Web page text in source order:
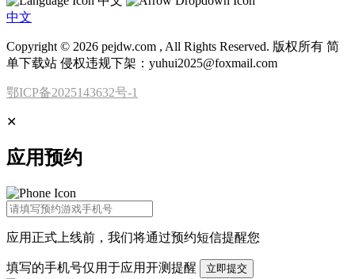
中文
Copyright © 2026 pejdw.com , All Rights Reserved. 版权所有 简
单下载站 侵权违规下架：yuhui2025@foxmail.com
鄂ICP备2025143632号-1
✕
应用预约
应用正式上线前，我们将通过预约短信提醒您
填写的手机号仅用于应用开测提醒 立即提交